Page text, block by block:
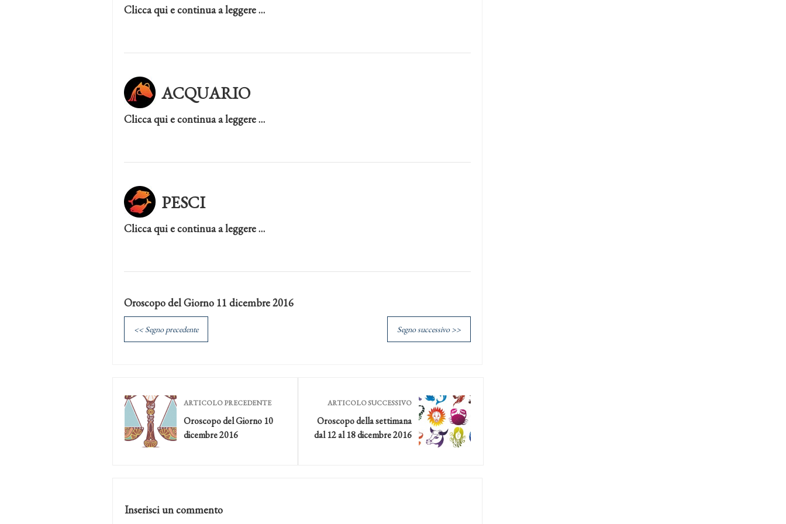
Clicca qui e continua a leggere …
ACQUARIO
Clicca qui e continua a leggere …
PESCI
Clicca qui e continua a leggere …
Oroscopo del Giorno 11 dicembre 2016
<< Segno precedente Segno successivo >>
ARTICOLO PRECEDENTE
Oroscopo del Giorno 10
dicembre 2016
ARTICOLO SUCCESSIVO
Oroscopo della settimana
dal 12 al 18 dicembre 2016
Inserisci un commento